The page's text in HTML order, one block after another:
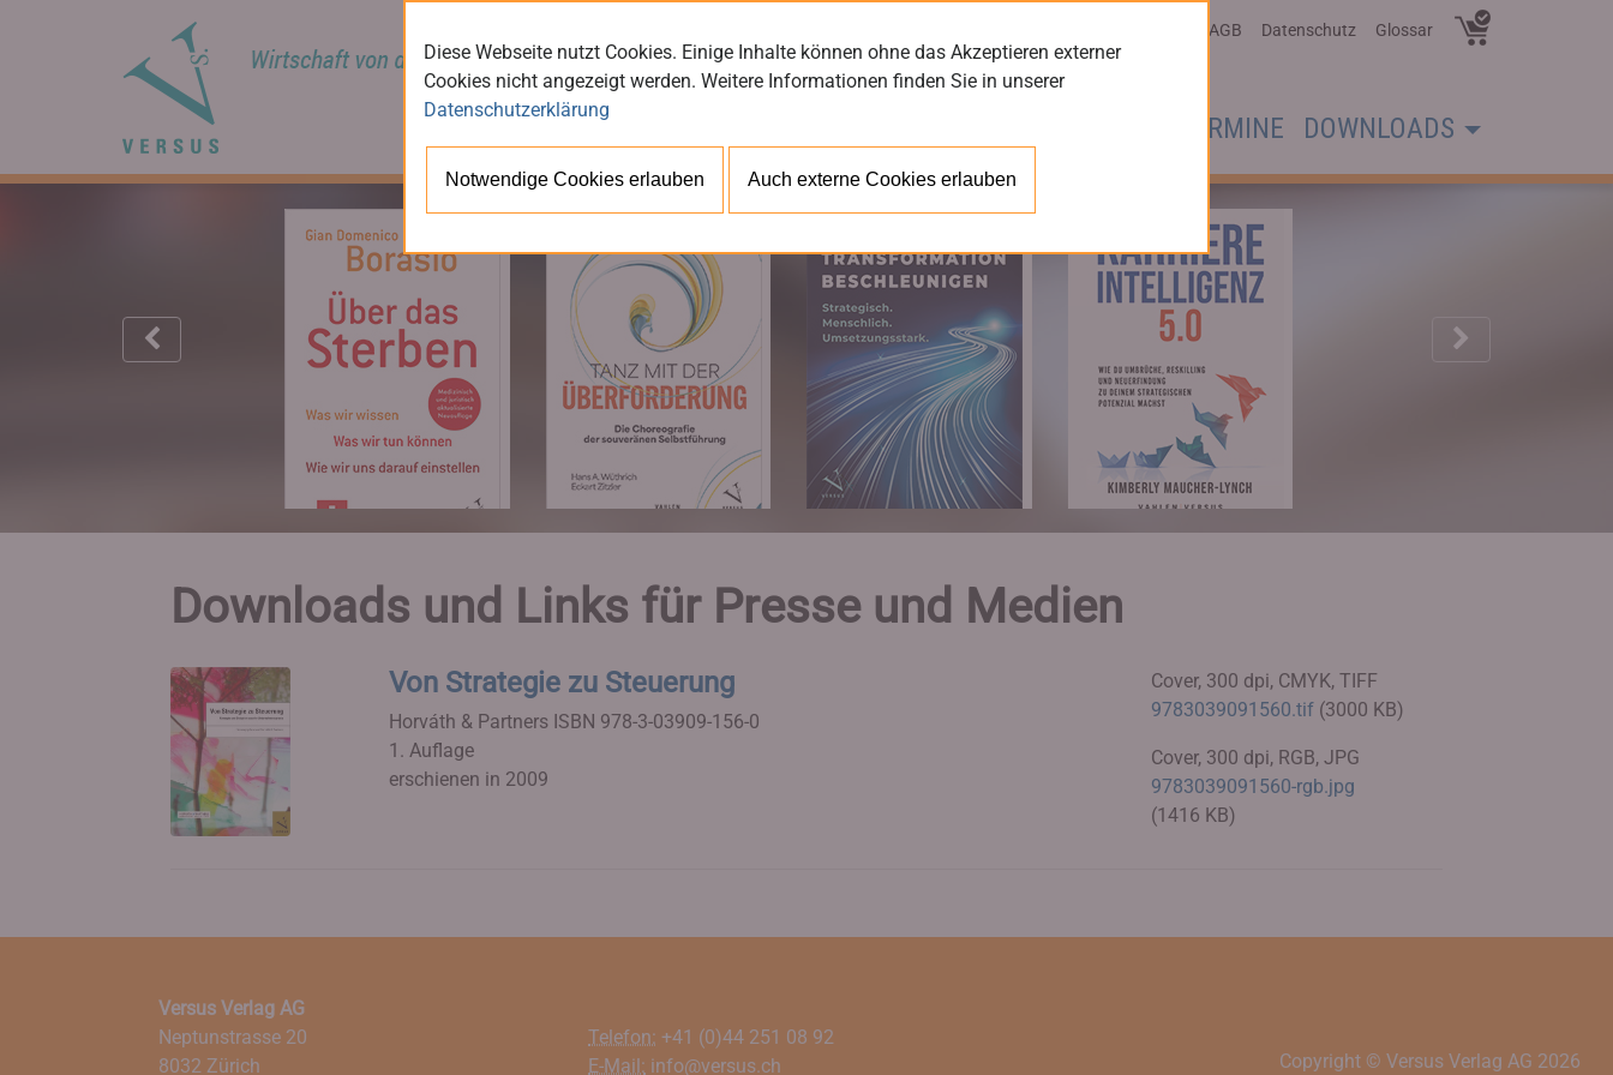
AGB Datenschutz Glossar
TERMINE DOWNLOADS
Downloads und Links für Presse und Medien
Von Strategie zu Steuerung
Horváth & Partners ISBN 978-3-03909-156-0
1. Auflage
erschienen in 2009
Cover, 300 dpi, CMYK, TIFF
9783039091560.tif (3000 KB)
Cover, 300 dpi, RGB, JPG
9783039091560-rgb.jpg
(1416 KB)
Versus Verlag AG
Neptunstrasse 20
8032 Zürich
Telefon: +41 (0)44 251 08 92
E-Mail: info@versus.ch Copyright © Versus Verlag AG 2026
Diese Webseite nutzt Cookies. Einige Inhalte können ohne das Akzeptieren externer
Cookies nicht angezeigt werden. Weitere Informationen finden Sie in unserer
Datenschutzerklärung
Notwendige Cookies erlauben Auch externe Cookies erlauben